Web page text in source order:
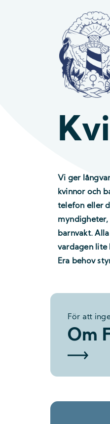
Vi ger
kvinnor och
telefon eller
barnvakt.
vardagen lite
Era behov
För att
Om